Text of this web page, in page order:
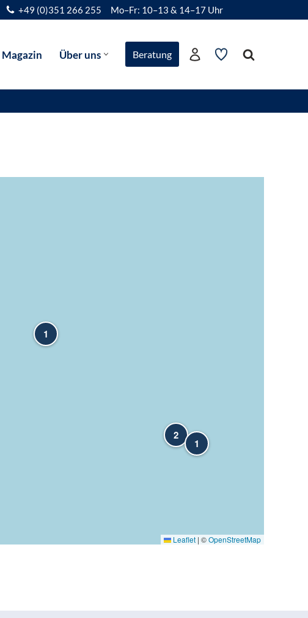
+49 (0)351 266 255 Mo–Fr: 10–13 & 14–17 Uhr
Magazin Über uns Beratung
2
1
1
Leaflet | ©OpenStreetMap